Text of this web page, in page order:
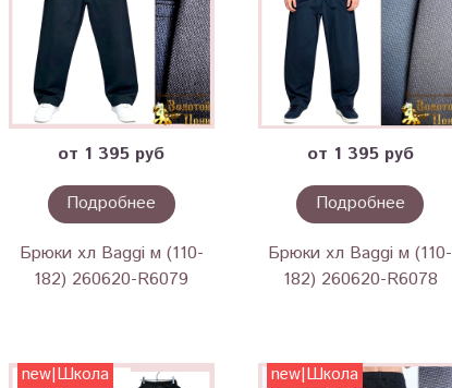
от 1 395 руб
Подробнее
Брюки хл Baggi м (110-
182) 260620-R6079
от 1 395 руб
Подробнее
Брюки хл Baggi м (110-
182) 260620-R6078
new|Школа new|Школа